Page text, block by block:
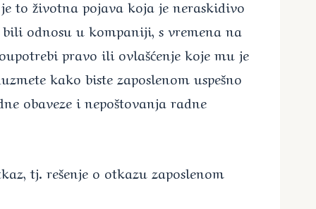
to životna pojava koja je neraskidivo
odnosu u kompaniji, s vremena na
pravo ili ovlašćenje koje mu je
kako biste zaposlenom uspešno
obaveze i nepoštovanja radne
tj. rešenje o otkazu zaposlenom